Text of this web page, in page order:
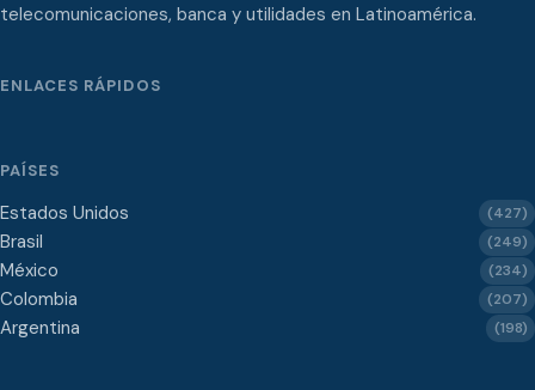
telecomunicaciones, banca y utilidades en Latinoamérica.
ENLACES RÁPIDOS
PAÍSES
Estados Unidos (427)
Brasil (249)
México (234)
Colombia (207)
Argentina (198)